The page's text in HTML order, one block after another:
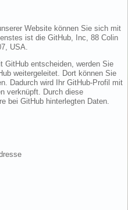
Website können Sie sich mit
ist die GitHub, Inc, 88 Colin
USA.
GitHub entscheiden, werden Sie
weitergeleitet. Dort können Sie
Dadurch wird Ihr GitHub-Profil mit
verknüpft. Durch diese
bei GitHub hinterlegten Daten.